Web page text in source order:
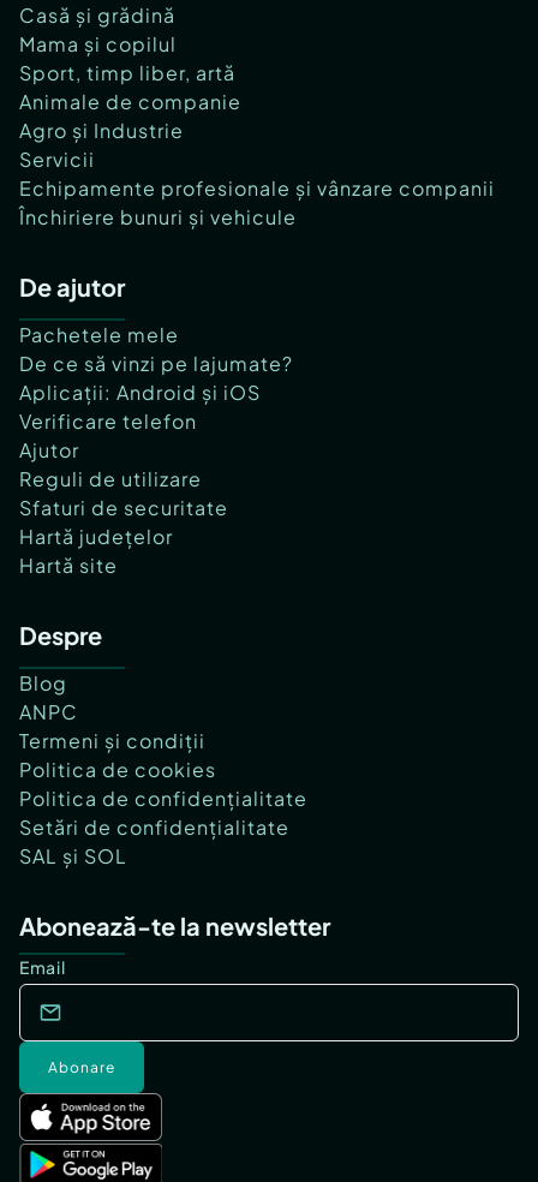
Casă și grădină
Mama și copilul
Sport, timp liber, artă
Animale de companie
Agro și Industrie
Servicii
Echipamente profesionale și vânzare companii
Închiriere bunuri și vehicule
De ajutor
Pachetele mele
De ce să vinzi pe lajumate?
Aplicații: Android și iOS
Verificare telefon
Ajutor
Reguli de utilizare
Sfaturi de securitate
Hartă județelor
Hartă site
Despre
Blog
ANPC
Termeni și condiții
Politica de cookies
Politica de confidențialitate
Setări de confidențialitate
SAL și SOL
Abonează-te la newsletter
Email
Abonare